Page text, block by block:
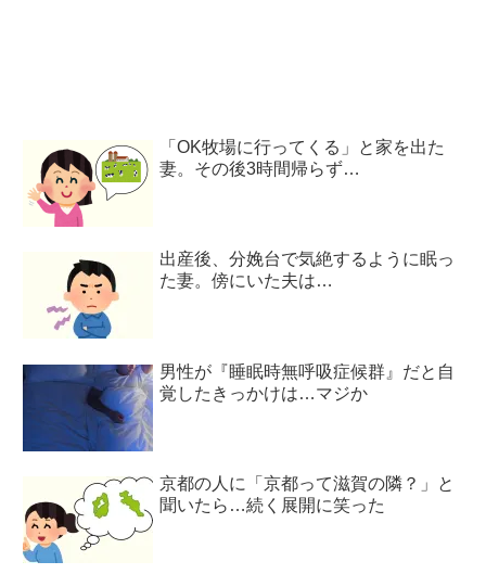
「OK牧場に行ってくる」と家を出た
妻。その後3時間帰らず…
出産後、分娩台で気絶するように眠っ
た妻。傍にいた夫は…
男性が『睡眠時無呼吸症候群』だと自
覚したきっかけは…マジか
京都の人に「京都って滋賀の隣？」と
聞いたら…続く展開に笑った